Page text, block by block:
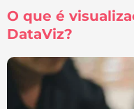
O que é
DataViz?